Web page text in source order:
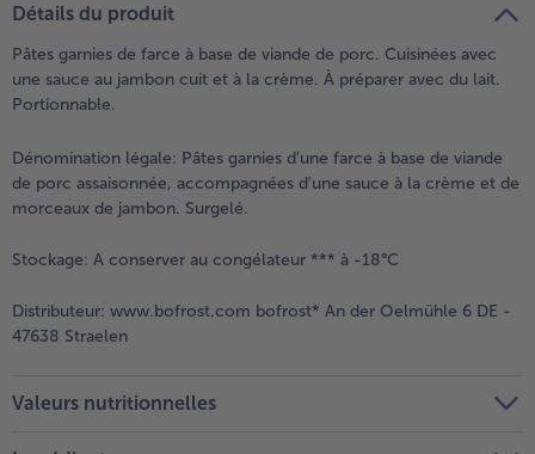
Détails du produit
Pâtes garnies de farce à base de viande de porc. Cuisinées avec
une sauce au jambon cuit et à la crème. À préparer avec du lait.
Portionnable.
Dénomination légale: Pâtes garnies d'une farce à base de viande
de porc assaisonnée, accompagnées d'une sauce à la crème et de
morceaux de jambon. Surgelé.
Stockage: A conserver au congélateur *** à -18°C
Distributeur: www.bofrost.com bofrost* An der Oelmühle 6 DE -
47638 Straelen
Valeurs nutritionnelles